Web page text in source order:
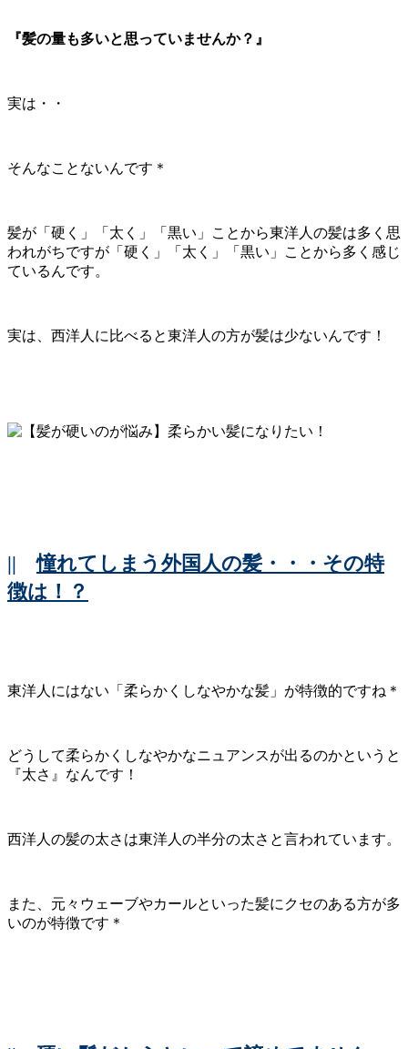
『髪の量も多いと思っていませんか？』
実は・・
そんなことないんです＊
髪が「硬く」「太く」「黒い」ことから東洋人の髪は多く思
われがちですが「硬く」「太く」「黒い」ことから多く感じ
ているんです。
実は、西洋人に比べると東洋人の方が髪は少ないんです！
||憧れてしまう外国人の髪・・・その特
徴は！？
東洋人にはない「柔らかくしなやかな髪」が特徴的ですね＊
どうして柔らかくしなやかなニュアンスが出るのかというと
『太さ』なんです！
西洋人の髪の太さは東洋人の半分の太さと言われています。
また、元々ウェーブやカールといった髪にクセのある方が多
いのが特徴です＊